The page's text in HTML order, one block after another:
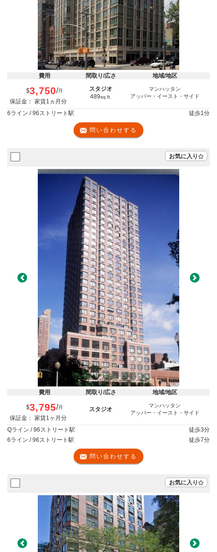
費用 間取り/広さ 地域/地区
$3,750/月
保証金： 家賃1ヵ月分
スタジオ
489sq.ft.
マンハッタン
アッパー・イースト・サイド
6ライン / 96ストリート駅 徒歩1分
問い合わせする
お気に入り
Previous Next
費用 間取り/広さ 地域/地区
$3,795/月
保証金： 家賃1ヶ月分
スタジオ
マンハッタン
アッパー・イースト・サイド
Qライン / 96ストリート駅 徒歩3分
6ライン / 96ストリート駅
徒歩7分
問い合わせする
お気に入り
Previous Next